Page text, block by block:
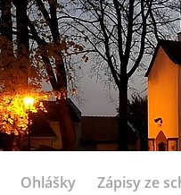
Ohlášky Zápisy ze